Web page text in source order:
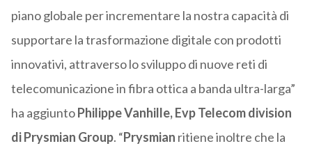
piano globale per incrementare la nostra capacità di
supportare la trasformazione digitale con prodotti
innovativi, attraverso lo sviluppo di nuove reti di
telecomunicazione in fibra ottica a banda ultra-larga”
ha aggiuntoPhilippe Vanhille, Evp Telecom division
di Prysmian Group. “Prysmian ritiene inoltre che la